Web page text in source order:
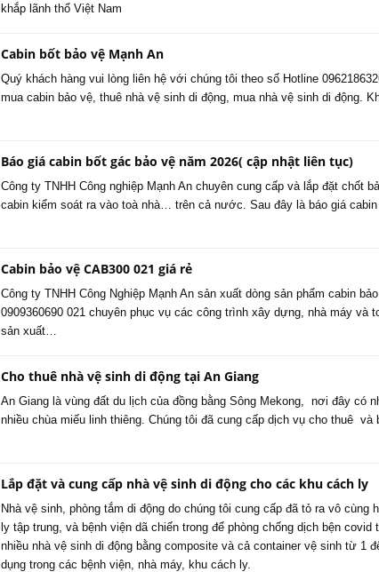
khắp lãnh thổ Việt Nam
Cabin bốt bảo vệ Mạnh An
Quý khách hàng vui lòng liên hệ với chúng tôi theo số Hotline
mua cabin bảo vệ, thuê nhà vệ sinh di động, mua nhà vệ sinh di động.
Báo giá cabin bốt gác bảo vệ năm 2026( cập nhật liên tục)
Công ty TNHH Công nghiệp Mạnh An chuyên cung cấp và lắp đặt chốt
cabin kiểm soát ra vào toà nhà… trên cả nước. Sau đây là báo giá cabin
Cabin bảo vệ CAB300 021 giá rẻ
Công ty TNHH Công Nghiệp Mạnh An sản xuất dòng sản phẩm cabin
0909360690 021 chuyên phục vụ các công trình xây dựng, nhà máy và
sản xuất…
Cho thuê nhà vệ sinh di động tại An Giang
An Giang là vùng đất du lịch của đồng bằng Sông Mekong, nơi đây có
nhiều chùa miếu linh thiêng. Chúng tôi đã cung cấp dịch vụ cho thuê và
Lắp đặt và cung cấp nhà vệ sinh di động cho các khu cách ly
Nhà vệ sinh, phòng tắm di động do chúng tôi cung cấp đã tỏ ra vô cùng
ly tập trung, và bệnh viện dã chiến trong để phòng chống dịch bện covid
nhiều nhà vệ sinh di động bằng composite và cả container vệ sinh từ 1
dụng trong các bệnh viện, nhà máy, khu cách ly.